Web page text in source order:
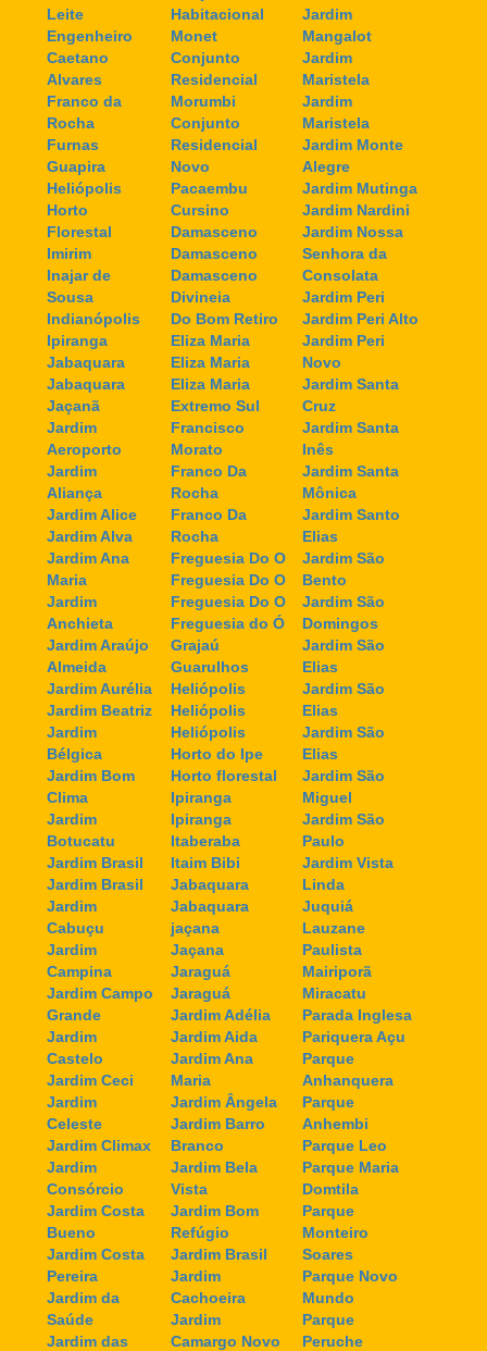
Leite
Engenheiro
Caetano
Alvares
Franco da
Rocha
Furnas
Guapira
Heliópolis
Horto
Florestal
Imirim
Inajar de
Sousa
Indianópolis
Ipiranga
Jabaquara
Jabaquara
Jaçanã
Jardim
Aeroporto
Jardim
Aliança
Jardim Alice
Jardim Alva
Jardim Ana
Maria
Jardim
Anchieta
Jardim Araújo
Almeida
Jardim Aurélia
Jardim Beatriz
Jardim
Bélgica
Jardim Bom
Clima
Jardim
Botucatu
Jardim Brasil
Jardim Brasil
Jardim
Cabuçu
Jardim
Campina
Jardim Campo
Grande
Jardim
Castelo
Jardim Ceci
Jardim
Celeste
Jardim Climax
Jardim
Consórcio
Jardim Costa
Bueno
Jardim Costa
Pereira
Jardim da
Saúde
Jardim das
Habitacional
Monet
Conjunto
Residencial
Morumbi
Conjunto
Residencial
Novo
Pacaembu
Cursino
Damasceno
Damasceno
Damasceno
Divineia
Do Bom Retiro
Eliza Maria
Eliza Maria
Eliza Maria
Extremo Sul
Francisco
Morato
Franco Da
Rocha
Franco Da
Rocha
Freguesia Do O
Freguesia Do O
Freguesia Do O
Freguesia do Ó
Grajaú
Guarulhos
Heliópolis
Heliópolis
Heliópolis
Horto do Ipe
Horto florestal
Ipiranga
Ipiranga
Itaberaba
Itaim Bibi
Jabaquara
Jabaquara
jaçana
Jaçana
Jaraguá
Jaraguá
Jardim Adélia
Jardim Aida
Jardim Ana
Maria
Jardim Ângela
Jardim Barro
Branco
Jardim Bela
Vista
Jardim Bom
Refúgio
Jardim Brasil
Jardim
Cachoeira
Jardim
Camargo Novo
Jardim
Mangalot
Jardim
Maristela
Jardim
Maristela
Jardim Monte
Alegre
Jardim Mutinga
Jardim Nardini
Jardim Nossa
Senhora da
Consolata
Jardim Peri
Jardim Peri Alto
Jardim Peri
Novo
Jardim Santa
Cruz
Jardim Santa
Inês
Jardim Santa
Mônica
Jardim Santo
Elias
Jardim São
Bento
Jardim São
Domingos
Jardim São
Elias
Jardim São
Elias
Jardim São
Elias
Jardim São
Miguel
Jardim São
Paulo
Jardim Vista
Linda
Juquiá
Lauzane
Paulista
Mairiporã
Miracatu
Parada Inglesa
Pariquera Açu
Parque
Anhanquera
Parque
Anhembi
Parque Leo
Parque Maria
Domtila
Parque
Monteiro
Soares
Parque Novo
Mundo
Parque
Peruche